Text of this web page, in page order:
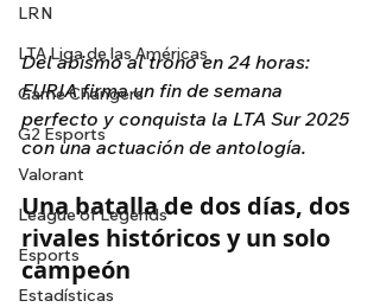
LRN
LTA Liga de las Américas
Game Changers
G2 Esports
Valorant
League of Legends
Esports
Estadísticas
Del abismo al trono en 24 horas:
FURIA firma un fin de semana
perfecto y conquista la LTA Sur 2025
con una actuación de antología.
Una batalla de dos días, dos
rivales históricos y un solo
campeón